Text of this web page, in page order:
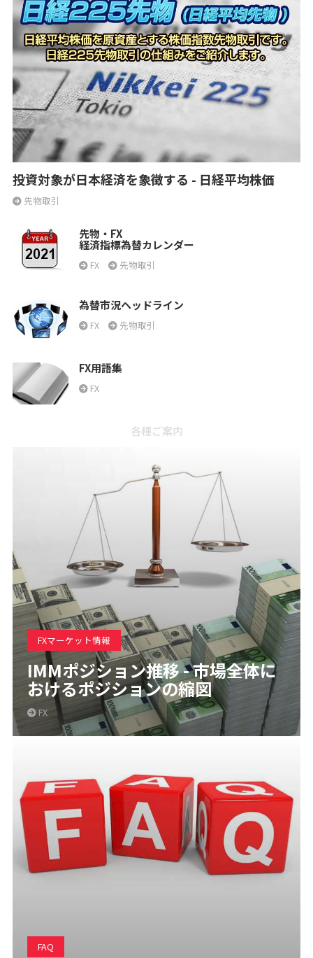
投資対象が日本経済を象徴する - 日経平均株価
先物取引
先物・FX
経済指標為替カレンダー
FX 先物取引
為替市況ヘッドライン
FX 先物取引
FX用語集
FX
各種ご案内
FXマーケット情報
IMMポジション推移 - 市場全体に
おけるポジションの縮図
FX
FAQ